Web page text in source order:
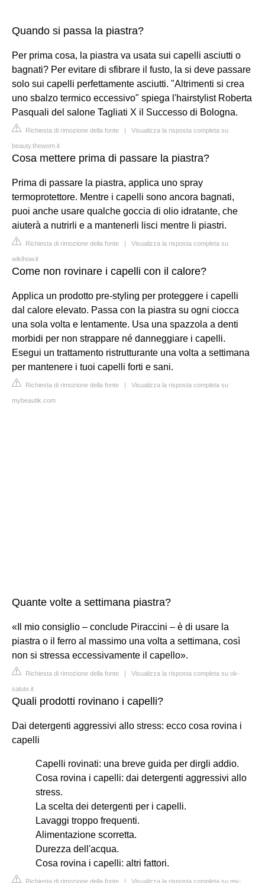
Quando si passa la piastra?
Per prima cosa, la piastra va usata sui capelli asciutti o
bagnati? Per evitare di sfibrare il fusto, la si deve passare
solo sui capelli perfettamente asciutti. "Altrimenti si crea
uno sbalzo termico eccessivo" spiega l'hairstylist Roberta
Pasquali del salone Tagliati X il Successo di Bologna.
Richiesta di rimozione della fonte | Visualizza la risposta completa su
beauty.thewom.it
Cosa mettere prima di passare la piastra?
Prima di passare la piastra, applica uno spray
termoprotettore. Mentre i capelli sono ancora bagnati,
puoi anche usare qualche goccia di olio idratante, che
aiuterà a nutrirli e a mantenerli lisci mentre li piastri.
Richiesta di rimozione della fonte | Visualizza la risposta completa su
wikihow.it
Come non rovinare i capelli con il calore?
Applica un prodotto pre-styling per proteggere i capelli
dal calore elevato. Passa con la piastra su ogni ciocca
una sola volta e lentamente. Usa una spazzola a denti
morbidi per non strappare né danneggiare i capelli.
Esegui un trattamento ristrutturante una volta a settimana
per mantenere i tuoi capelli forti e sani.
Richiesta di rimozione della fonte | Visualizza la risposta completa su
mybeautik.com
Quante volte a settimana piastra?
«Il mio consiglio – conclude Piraccini – è di usare la
piastra o il ferro al massimo una volta a settimana, così
non si stressa eccessivamente il capello».
Richiesta di rimozione della fonte | Visualizza la risposta completa su ok-
salute.it
Quali prodotti rovinano i capelli?
Dai detergenti aggressivi allo stress: ecco cosa rovina i
capelli
Capelli rovinati: una breve guida per dirgli addio.
Cosa rovina i capelli: dai detergenti aggressivi allo
stress.
La scelta dei detergenti per i capelli.
Lavaggi troppo frequenti.
Alimentazione scorretta.
Durezza dell'acqua.
Cosa rovina i capelli: altri fattori.
Richiesta di rimozione della fonte | Visualizza la risposta completa su my-